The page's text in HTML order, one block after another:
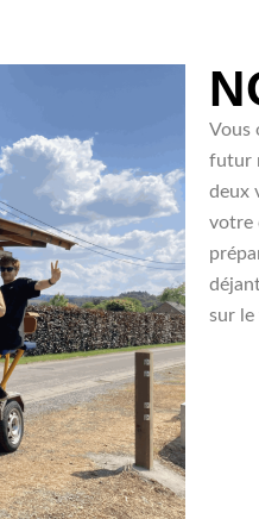
Vous
futur
deux
votre
sur